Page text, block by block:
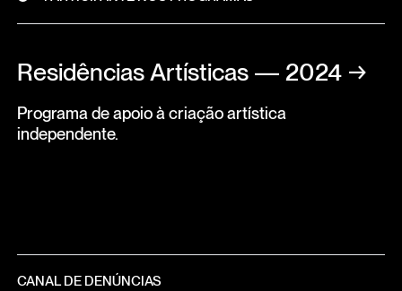
Residências Artísticas — 2024 →
Programa de apoio à criação artística
independente.
CANAL DE DENÚNCIAS